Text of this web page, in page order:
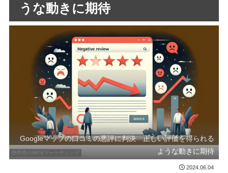
うな動きに期待
静岡県のWEBマーケティング
Googleマップの口コミの悪評に判決 正しい評価を得られる
ような動きに期待
2024.06.04